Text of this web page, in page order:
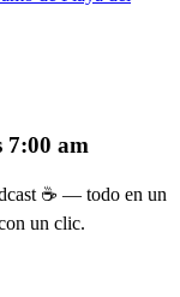
7:00 am
☕ — todo en un
un clic.